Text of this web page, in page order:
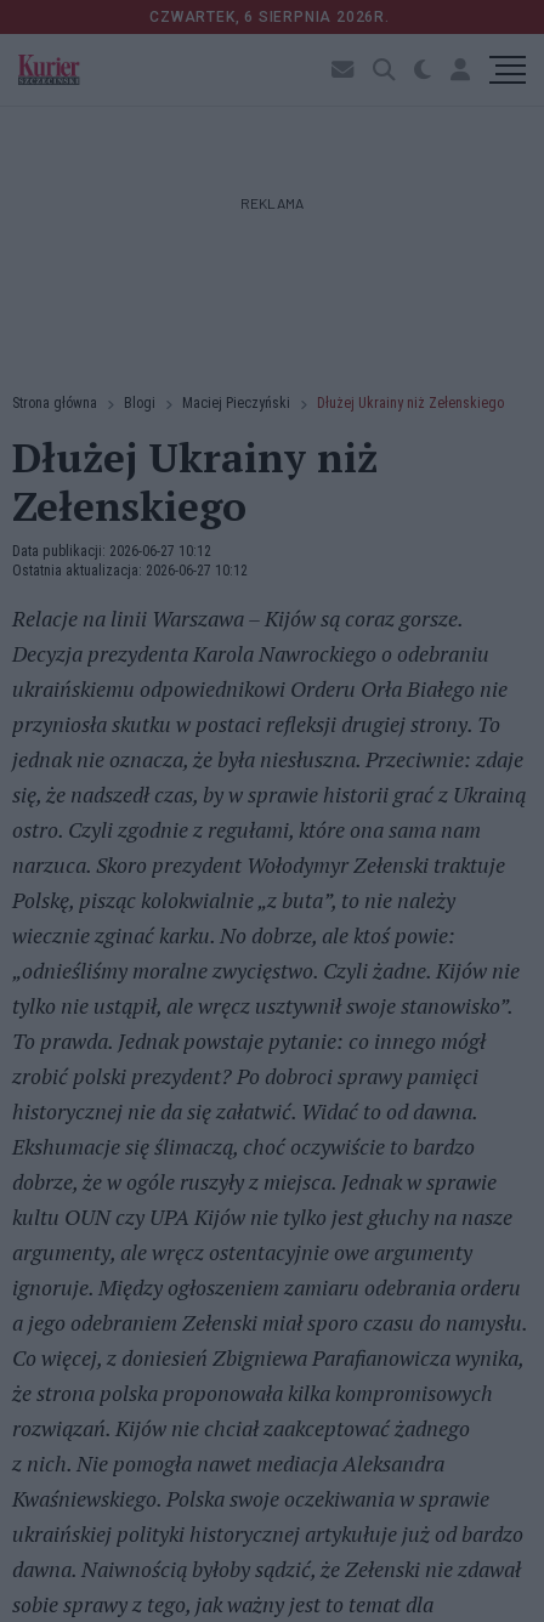
CZWARTEK, 6 SIERPNIA 2026R.
REKLAMA
Strona główna Blogi Maciej Pieczyński Dłużej Ukrainy niż Zełenskiego
Dłużej Ukrainy niż
Zełenskiego
Data publikacji: 2026-06-27 10:12
Ostatnia aktualizacja: 2026-06-27 10:12
Relacje na linii Warszawa – Kijów są coraz gorsze.
Decyzja prezydenta Karola Nawrockiego o odebraniu
ukraińskiemu odpowiednikowi Orderu Orła Białego nie
przyniosła skutku w postaci refleksji drugiej strony. To
jednak nie oznacza, że była niesłuszna. Przeciwnie: zdaje
się, że nadszedł czas, by w sprawie historii grać z Ukrainą
ostro. Czyli zgodnie z regułami, które ona sama nam
narzuca. Skoro prezydent Wołodymyr Zełenski traktuje
Polskę, pisząc kolokwialnie „z buta”, to nie należy
wiecznie zginać karku. No dobrze, ale ktoś powie:
„odnieśliśmy moralne zwycięstwo. Czyli żadne. Kijów nie
tylko nie ustąpił, ale wręcz usztywnił swoje stanowisko”.
To prawda. Jednak powstaje pytanie: co innego mógł
zrobić polski prezydent? Po dobroci sprawy pamięci
historycznej nie da się załatwić. Widać to od dawna.
Ekshumacje się ślimaczą, choć oczywiście to bardzo
dobrze, że w ogóle ruszyły z miejsca. Jednak w sprawie
kultu OUN czy UPA Kijów nie tylko jest głuchy na nasze
argumenty, ale wręcz ostentacyjnie owe argumenty
ignoruje. Między ogłoszeniem zamiaru odebrania orderu
a jego odebraniem Zełenski miał sporo czasu do namysłu.
Co więcej, z doniesień Zbigniewa Parafianowicza wynika,
że strona polska proponowała kilka kompromisowych
rozwiązań. Kijów nie chciał zaakceptować żadnego
z nich. Nie pomogła nawet mediacja Aleksandra
Kwaśniewskiego. Polska swoje oczekiwania w sprawie
ukraińskiej polityki historycznej artykułuje już od bardzo
dawna. Naiwnością byłoby sądzić, że Zełenski nie zdawał
sobie sprawy z tego, jak ważny jest to temat dla